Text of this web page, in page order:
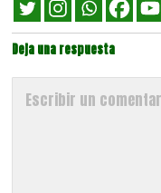
Deja una respuesta